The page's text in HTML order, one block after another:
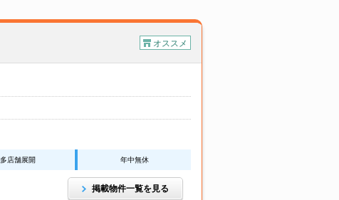
オススメ
多店舗展開 年中無休
掲載物件一覧を見る